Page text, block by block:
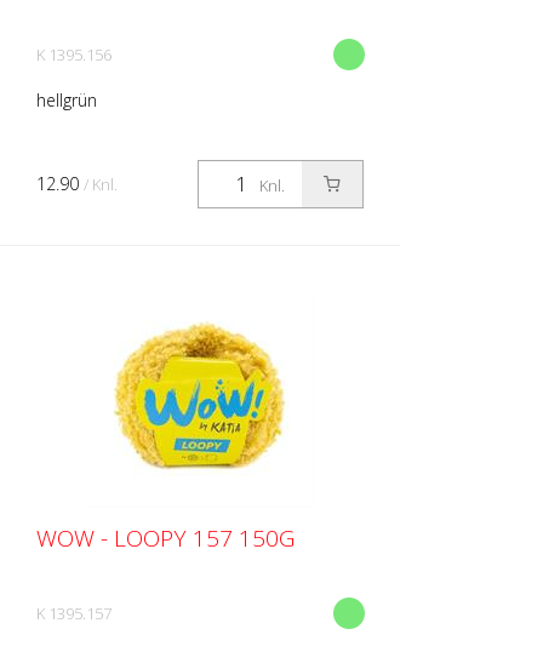
K 1395.156
hellgrün
Knl.
12.90 / Knl.
WOW - LOOPY 157 150G
K 1395.157